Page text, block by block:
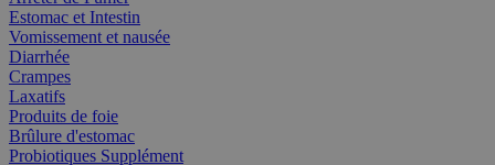
Estomac et Intestin
Vomissement et nausée
Diarrhée
Crampes
Laxatifs
Produits de foie
Brûlure d'estomac
Probiotiques Supplément